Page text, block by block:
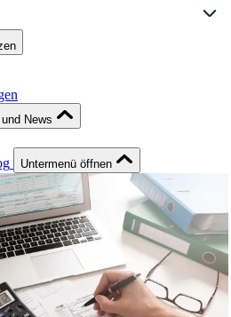
News
Untermenü öffnen